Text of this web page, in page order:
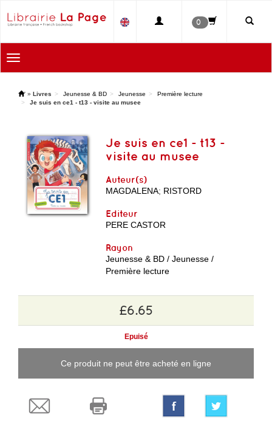
0
Toggle
navigation
' » Livres Jeunesse & BD Jeunesse
Première lecture
Je suis en ce1 - t13 - visite au musee
Je suis en ce1 - t13 -
visite au musee
Auteur(s)
MAGDALENA; RISTORD
Editeur
PERE CASTOR
Rayon
Jeunesse & BD / Jeunesse /
Première lecture
£6.65
Epuisé
Ce produit ne peut être acheté en ligne